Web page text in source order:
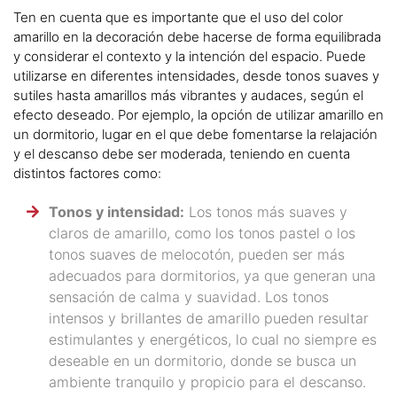
Ten en cuenta que es importante que el uso del color
amarillo en la decoración debe hacerse de forma equilibrada
y considerar el contexto y la intención del espacio. Puede
utilizarse en diferentes intensidades, desde tonos suaves y
sutiles hasta amarillos más vibrantes y audaces, según el
efecto deseado. Por ejemplo, la opción de utilizar amarillo en
un dormitorio, lugar en el que debe fomentarse la relajación
y el descanso debe ser moderada, teniendo en cuenta
distintos factores como:
Tonos y intensidad: Los tonos más suaves y
claros de amarillo, como los tonos pastel o los
tonos suaves de melocotón, pueden ser más
adecuados para dormitorios, ya que generan una
sensación de calma y suavidad. Los tonos
intensos y brillantes de amarillo pueden resultar
estimulantes y energéticos, lo cual no siempre es
deseable en un dormitorio, donde se busca un
ambiente tranquilo y propicio para el descanso.